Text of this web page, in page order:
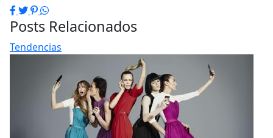
Facebook
Twitter
Pinterest
WhatsApp
Posts Relacionados
Tendencias